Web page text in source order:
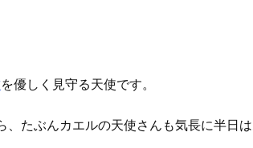
を優しく見守る天使です。
たぶんカエルの天使さんも気長に半日は